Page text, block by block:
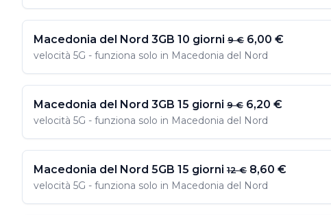
Macedonia del Nord 3GB 10 giorni 9 € 6,00 €
velocità 5G - funziona solo in Macedonia del Nord
Macedonia del Nord 3GB 15 giorni 9 € 6,20 €
velocità 5G - funziona solo in Macedonia del Nord
Macedonia del Nord 5GB 15 giorni 12 € 8,60 €
velocità 5G - funziona solo in Macedonia del Nord